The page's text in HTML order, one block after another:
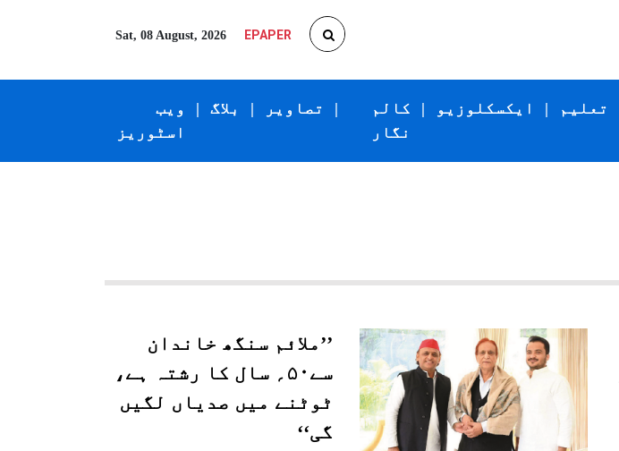
Sat, 08 August, 2026 EPAPER
ویب
اسٹوریز
| بلاگ | تصاویر |
کالم
نگار
| ایکسکلوزیو | تعلیم
’’ملائم سنگھ خاندان
سے۵۰؍ سال کا رشتہ ہے،
ٹوٹنے میں صدیاں لگیں
گی‘‘